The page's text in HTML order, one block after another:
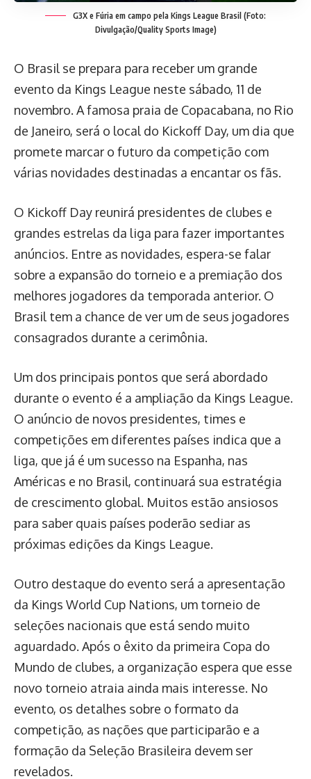
G3X e Fúria em campo pela Kings League Brasil (Foto:
Divulgação/Quality Sports Image)
O Brasil se prepara para receber um grande
evento da Kings League neste sábado, 11 de
novembro. A famosa praia de Copacabana, no Rio
de Janeiro, será o local do Kickoff Day, um dia que
promete marcar o futuro da competição com
várias novidades destinadas a encantar os fãs.
O Kickoff Day reunirá presidentes de clubes e
grandes estrelas da liga para fazer importantes
anúncios. Entre as novidades, espera-se falar
sobre a expansão do torneio e a premiação dos
melhores jogadores da temporada anterior. O
Brasil tem a chance de ver um de seus jogadores
consagrados durante a cerimônia.
Um dos principais pontos que será abordado
durante o evento é a ampliação da Kings League.
O anúncio de novos presidentes, times e
competições em diferentes países indica que a
liga, que já é um sucesso na Espanha, nas
Américas e no Brasil, continuará sua estratégia
de crescimento global. Muitos estão ansiosos
para saber quais países poderão sediar as
próximas edições da Kings League.
Outro destaque do evento será a apresentação
da Kings World Cup Nations, um torneio de
seleções nacionais que está sendo muito
aguardado. Após o êxito da primeira Copa do
Mundo de clubes, a organização espera que esse
novo torneio atraia ainda mais interesse. No
evento, os detalhes sobre o formato da
competição, as nações que participarão e a
formação da Seleção Brasileira devem ser
revelados.